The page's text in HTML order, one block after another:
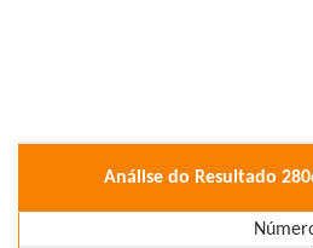
Análise do Resultado